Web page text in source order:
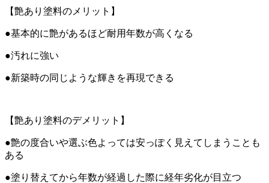
【艶あり塗料のメリット】
●基本的に艶があるほど耐用年数が高くなる
●汚れに強い
●新築時の同じような輝きを再現できる
【艶あり塗料のデメリット】
●艶の度合いや選ぶ色よっては安っぽく見えてしまうことも
ある
●塗り替えてから年数が経過した際に経年劣化が目立つ